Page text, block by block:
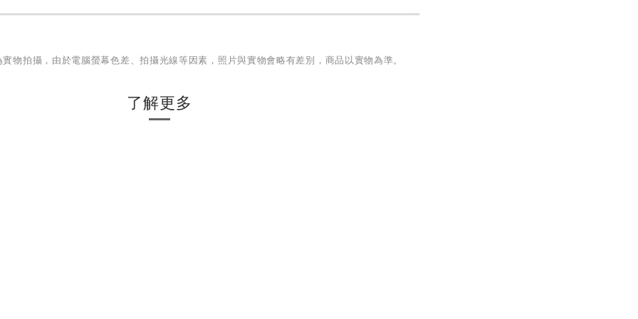
物拍攝，由於電腦螢幕色差、拍攝光線等因素，照片與實物會略有差別，商品以實物為準。
了解更多